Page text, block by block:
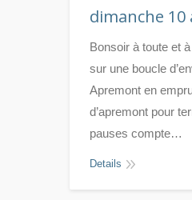
dimanche
Bonsoir à toute et
sur une boucle
Apremont en
d’apremont pour
pauses compte…
Details